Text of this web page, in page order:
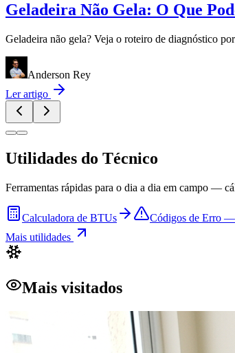
Geladeira Não Gela: O Que
Geladeira não gela? Veja o roteiro de diagnóstico
Anderson Rey
Ler artigo
Utilidades do Técnico
Ferramentas rápidas para o dia a dia em campo —
Calculadora de BTUs Códigos de Erro —
Mais utilidades
Mais visitados